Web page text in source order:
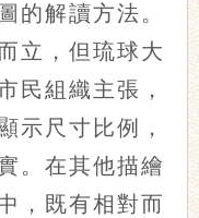
的解讀方法。
立，但琉球大
民組織主張，
示尺寸比例，
。在其他描繪
，既有相對而